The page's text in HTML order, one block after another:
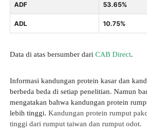
ADF 53.65%
ADL 10.75%
Data di atas bersumber dari CAB Direct.
Informasi kandungan protein kasar dan
berbeda beda di setiap penelitian. Namun
mengatakan bahwa kandungan protein
lebih tinggi. Kandungan protein rumput
tinggi dari rumput taiwan dan rumput odot.